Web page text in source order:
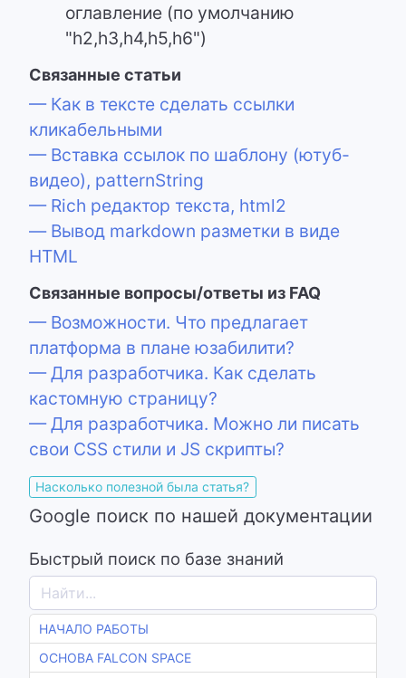
Быстрый поиск по базе знаний
НАЧАЛО РАБОТЫ
ОСНОВА FALCON SPACE
оглавление (по умолчанию
"h2,h3,h4,h5,h6")
Связанные статьи
— Как в тексте сделать ссылки
кликабельными
— Вставка ссылок по шаблону (ютуб-
видео), patternString
— Rich редактор текста, html2
— Вывод markdown разметки в виде
HTML
Связанные вопросы/ответы из FAQ
— Возможности. Что предлагает
платформа в плане юзабилити?
— Для разработчика. Как сделать
кастомную страницу?
— Для разработчика. Можно ли писать
свои CSS стили и JS скрипты?
Насколько полезной была статья?
Google поиск по нашей документации